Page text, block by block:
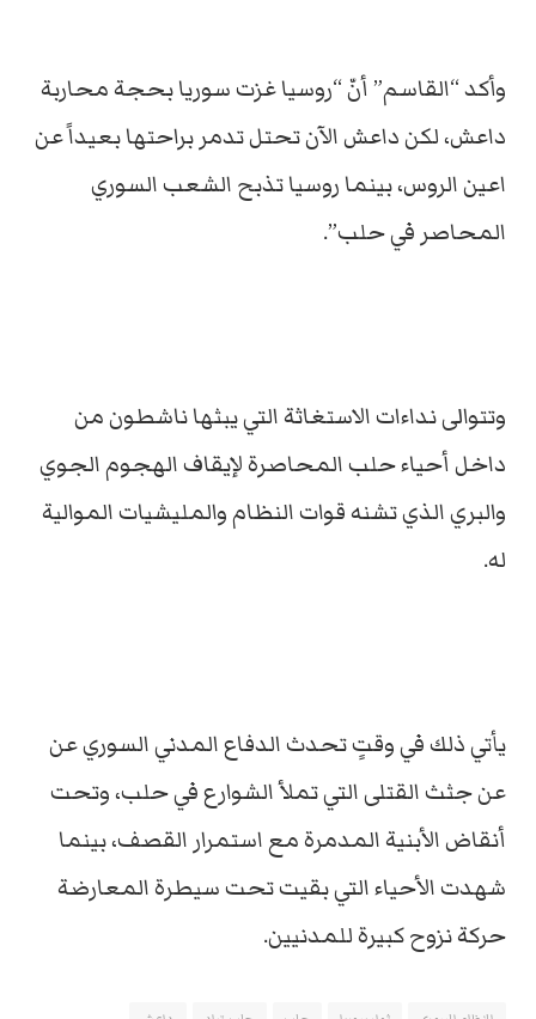
وأكد “القاسم” أنّ “روسيا غزت سوريا بحجة محاربة
داعش، لكن داعش الآن تحتل تدمر براحتها بعيداً عن
اعين الروس، بينما روسيا تذبح الشعب السوري
المحاصر في حلب”.
وتتوالى نداءات الاستغاثة التي يبثها ناشطون من
داخل أحياء حلب المحاصرة لإيقاف الهجوم الجوي
والبري الذي تشنه قوات النظام والمليشيات الموالية
له.
يأتي ذلك في وقتٍ تحدث الدفاع المدني السوري عن
عن جثث القتلى التي تملأ الشوارع في حلب، وتحت
أنقاض الأبنية المدمرة مع استمرار القصف، بينما
شهدت الأحياء التي بقيت تحت سيطرة المعارضة
حركة نزوح كبيرة للمدنيين.